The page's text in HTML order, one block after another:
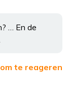
… En de
te reageren